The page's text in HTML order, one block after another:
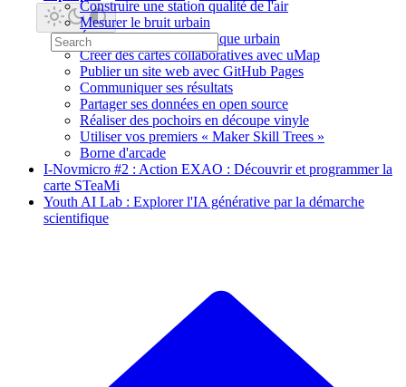
Construire une station qualité de l'air
Mesurer le bruit urbain
Étudier le confort thermique urbain
Créer des cartes collaboratives avec uMap
Publier un site web avec GitHub Pages
Communiquer ses résultats
Partager ses données en open source
Réaliser des pochoirs en découpe vinyle
Utiliser vos premiers « Maker Skill Trees »
Borne d'arcade
I-Novmicro #2 : Action EXAO : Découvrir et programmer la
carte STeaMi
Youth AI Lab : Explorer l'IA générative par la démarche
scientifique